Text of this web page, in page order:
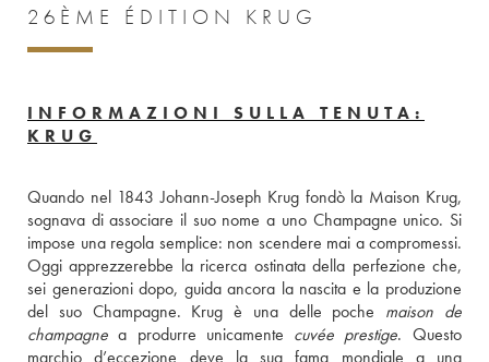
26ÈME ÉDITION KRUG
INFORMAZIONI SULLA TENUTA:
KRUG
Quando nel 1843 Johann-Joseph Krug fondò la Maison Krug,
sognava di associare il suo nome a uno Champagne unico. Si
impose una regola semplice: non scendere mai a compromessi.
Oggi apprezzerebbe la ricerca ostinata della perfezione che,
sei generazioni dopo, guida ancora la nascita e la produzione
del suo Champagne. Krug è una delle poche maison de
champagne a produrre unicamente cuvée prestige. Questo
marchio d’eccezione deve la sua fama mondiale a una